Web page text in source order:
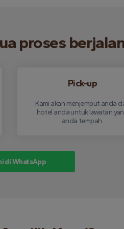
proses
Pick-up
Kami akan menjemput anda
hotel anda untuk lawatan
anda tempah.
di WhatsApp